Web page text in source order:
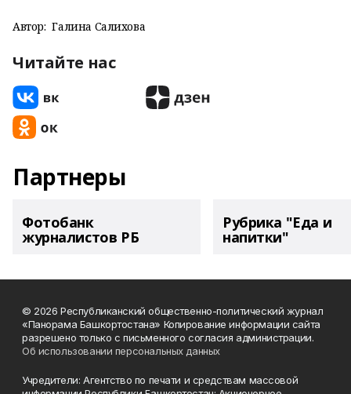
Автор: Галина Салихова
Читайте нас
Партнеры
Фотобанк
журналистов РБ
Рубрика "Еда и
напитки"
© 2026 Республиканский общественно-политический журнал
«Панорама Башкортостана» Копирование информации сайта
разрешено только с письменного согласия администрации.
Об использовании персональных данных
Учредители: Агентство по печати и средствам массовой